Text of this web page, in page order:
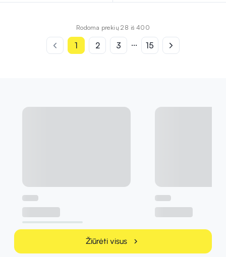
Rodoma prekių 28 iš 400
1 2 3 ... 15
Žiūrėti visus chevron_right